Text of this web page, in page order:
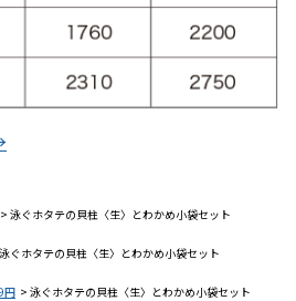
泳ぐホタテの貝柱〈生〉とわかめ小袋セット
泳ぐホタテの貝柱〈生〉とわかめ小袋セット
円 泳ぐホタテの貝柱〈生〉とわかめ小袋セット